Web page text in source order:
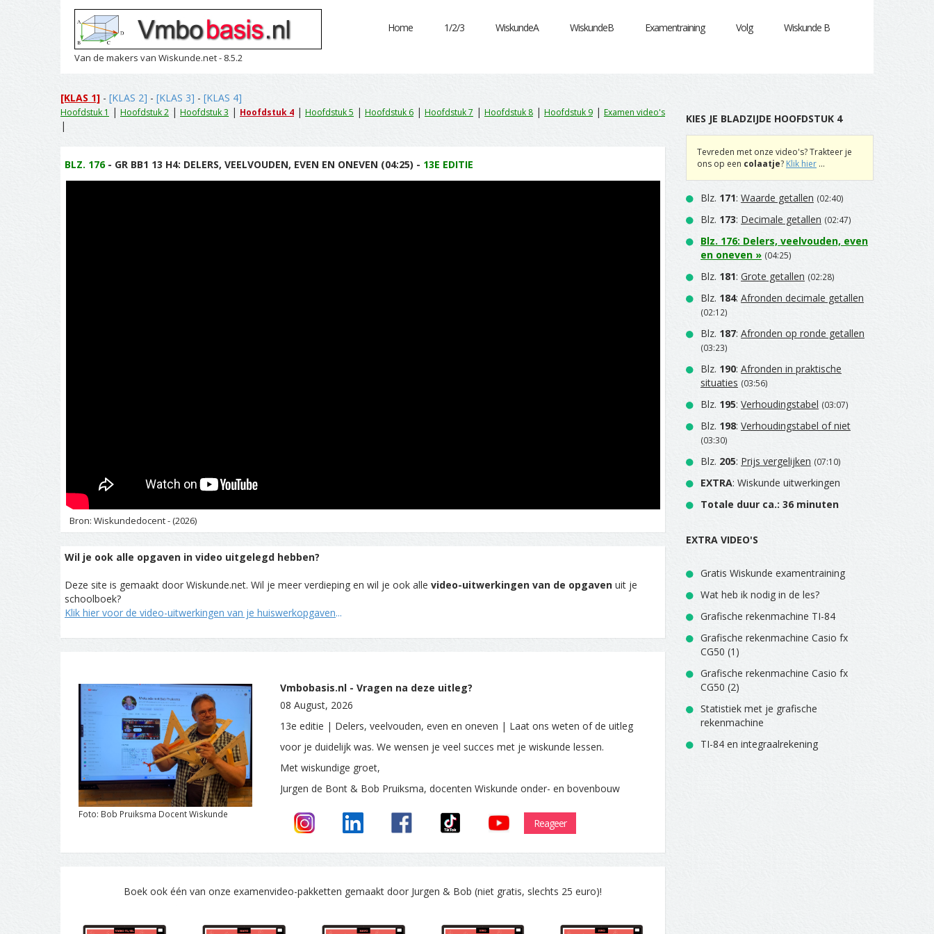
Van de makers van Wiskunde.net - 8.5.2
Home 1/2/3 WiskundeA WiskundeB Examentraining Volg Wiskunde B
[KLAS 1] - [KLAS 2] - [KLAS 3] - [KLAS 4]
Hoofdstuk 1 | Hoofdstuk 2 | Hoofdstuk 3 | Hoofdstuk 4 | Hoofdstuk 5 | Hoofdstuk 6 | Hoofdstuk 7 | Hoofdstuk 8 | Hoofdstuk 9 | Examen video's
|
BLZ. 176- GR BB1 13 H4: DELERS, VEELVOUDEN, EVEN EN ONEVEN (04:25) - 13E EDITIE
Bron: Wiskundedocent - (2026)
Wil je ook alle opgaven in video uitgelegd hebben?
Deze site is gemaakt door Wiskunde.net. Wil je meer verdieping en wil je ook alle video-uitwerkingen van de opgaven uit je
schoolboek?
Klik hier voor de video-uitwerkingen van je huiswerkopgaven...
Foto: Bob Pruiksma Docent Wiskunde
Vmbobasis.nl - Vragen na deze uitleg?
08 August, 2026
13e editie | Delers, veelvouden, even en oneven | Laat ons weten of de uitleg
voor je duidelijk was. We wensen je veel succes met je wiskunde lessen.
Met wiskundige groet,
Jurgen de Bont & Bob Pruiksma, docenten Wiskunde onder- en bovenbouw
Reageer
Boek ook één van onze examenvideo-pakketten gemaakt door Jurgen & Bob (niet gratis, slechts 25 euro)!
KIES JE BLADZIJDE HOOFDSTUK 4
Tevreden met onze video's? Trakteer je
ons op een colaatje? Klik hier ...
Blz. 171: Waarde getallen (02:40)
Blz. 173: Decimale getallen (02:47)
Blz. 176: Delers, veelvouden, even
en oneven » (04:25)
Blz. 181: Grote getallen (02:28)
Blz. 184: Afronden decimale getallen
(02:12)
Blz. 187: Afronden op ronde getallen
(03:23)
Blz. 190: Afronden in praktische
situaties (03:56)
Blz. 195: Verhoudingstabel (03:07)
Blz. 198: Verhoudingstabel of niet
(03:30)
Blz. 205: Prijs vergelijken (07:10)
EXTRA: Wiskunde uitwerkingen
Totale duur ca.: 36 minuten
EXTRA VIDEO'S
Gratis Wiskunde examentraining
Wat heb ik nodig in de les?
Grafische rekenmachine TI-84
Grafische rekenmachine Casio fx
CG50 (1)
Grafische rekenmachine Casio fx
CG50 (2)
Statistiek met je grafische
rekenmachine
TI-84 en integraalrekening